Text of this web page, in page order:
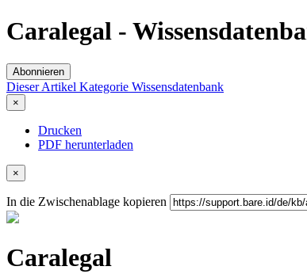
Caralegal -
Abonnieren
Dieser Artikel Kategorie Wissensdatenbank
×
Drucken
PDF herunterladen
×
In die Zwischenablage kopieren
Caralegal